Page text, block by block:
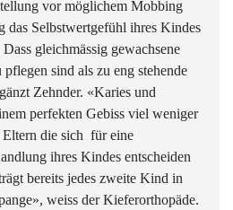
vor möglichem Mobbing
das Selbstwertgefühl ihres Kindes
gleichmässig gewachsene
sind als zu eng stehende
Zehnder. «Karies und
perfekten Gebiss viel weniger
die sich für eine
ihres Kindes entscheiden
bereits jedes zweite Kind in
weiss der Kieferorthopäde.